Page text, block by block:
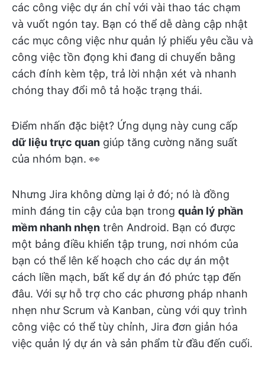
các công việc dự án chỉ với vài thao tác chạm
và vuốt ngón tay. Bạn có thể dễ dàng cập nhật
các mục công việc như quản lý phiếu yêu cầu và
công việc tồn đọng khi đang di chuyển bằng
cách đính kèm tệp, trả lời nhận xét và nhanh
chóng thay đổi mô tả hoặc trạng thái.
Điểm nhấn đặc biệt? Ứng dụng này cung cấp
dữ liệu trực quan giúp tăng cường năng suất
của nhóm bạn. 👀
Nhưng Jira không dừng lại ở đó; nó là đồng
minh đáng tin cậy của bạn trong quản lý phần
mềm nhanh nhẹn trên Android. Bạn có được
một bảng điều khiển tập trung, nơi nhóm của
bạn có thể lên kế hoạch cho các dự án một
cách liền mạch, bất kể dự án đó phức tạp đến
đâu. Với sự hỗ trợ cho các phương pháp nhanh
nhẹn như Scrum và Kanban, cùng với quy trình
công việc có thể tùy chỉnh, Jira đơn giản hóa
việc quản lý dự án và sản phẩm từ đầu đến cuối.